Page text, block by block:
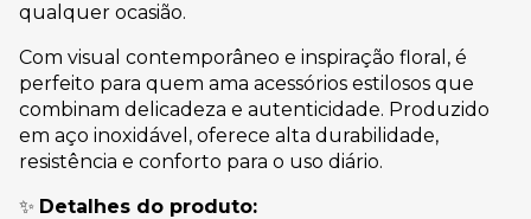
qualquer ocasião.
Com visual contemporâneo e inspiração floral, é
perfeito para quem ama acessórios estilosos que
combinam delicadeza e autenticidade. Produzido
em aço inoxidável, oferece alta durabilidade,
resistência e conforto para o uso diário.
✨ Detalhes do produto: